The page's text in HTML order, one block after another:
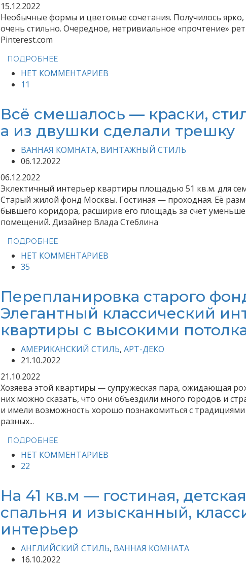
15.12.2022
Необычные формы и цветовые сочетания. Получилось
очень стильно. Очередное, нетривиальное «прочтение»
Pinterest.com
ПОДРОБНЕЕ
НЕТ КОММЕНТАРИЕВ
11
Всё смешалось — краски,
а из двушки сделали трешку
ВАННАЯ КОМНАТА, ВИНТАЖНЫЙ СТИЛЬ
06.12.2022
06.12.2022
Эклектичный интерьер квартиры площадью 51 кв.м. для
Старый жилой фонд Москвы. Гостиная — проходная. Её
бывшего коридора, расширив его площадь за счет
помещений. Дизайнер Влада Стеблина
ПОДРОБНЕЕ
НЕТ КОММЕНТАРИЕВ
35
Перепланировка старого
Элегантный классический
квартиры с высокими
АМЕРИКАНСКИЙ СТИЛЬ, АРТ-ДЕКО
21.10.2022
21.10.2022
Хозяева этой квартиры — супружеская пара, ожидающая
них можно сказать, что они объездили много городов и
и имели возможность хорошо познакомиться с
разных...
ПОДРОБНЕЕ
НЕТ КОММЕНТАРИЕВ
22
На 41 кв.м — гостиная,
спальня и изысканный,
интерьер
АНГЛИЙСКИЙ СТИЛЬ, ВАННАЯ КОМНАТА
16.10.2022